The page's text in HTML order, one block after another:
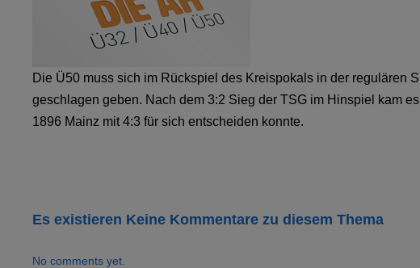
Die Ü50 muss sich im Rückspiel des Kreispokals in der regulären
geschlagen geben. Nach dem 3:2 Sieg der TSG im Hinspiel kam
1896 Mainz mit 4:3 für sich entscheiden konnte.
Es existieren Keine Kommentare zu diesem Thema
No comments yet.